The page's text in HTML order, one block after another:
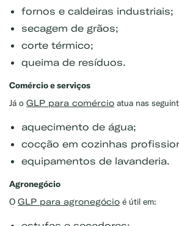
fornos e caldeiras industriais;
secagem de grãos;
corte térmico;
queima de resíduos.
Comércio e serviços
Já o GLP para comércio atua nas
aquecimento de água;
cocção em cozinhas
equipamentos de lavanderia.
Agronegócio
O GLP para agronegócio é útil em: